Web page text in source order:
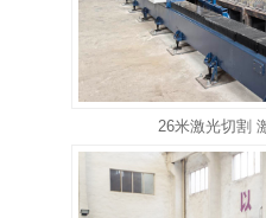
26米激光切割